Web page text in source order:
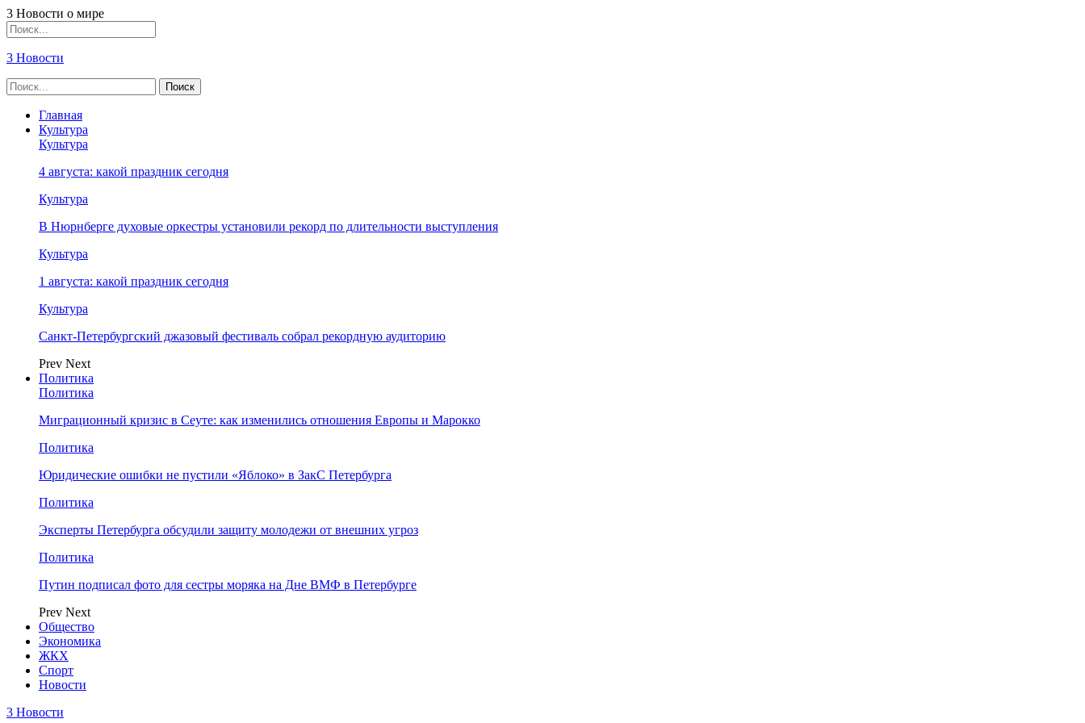
3 Новости о мире
3 Новости
Главная
Культура
Культура
4 августа: какой праздник сегодня
Культура
В Нюрнберге духовые оркестры установили рекорд по длительности выступления
Культура
1 августа: какой праздник сегодня
Культура
Санкт-Петербургский джазовый фестиваль собрал рекордную аудиторию
Prev Next
Политика
Политика
Миграционный кризис в Сеуте: как изменились отношения Европы и Марокко
Политика
Юридические ошибки не пустили «Яблоко» в ЗакС Петербурга
Политика
Эксперты Петербурга обсудили защиту молодежи от внешних угроз
Политика
Путин подписал фото для сестры моряка на Дне ВМФ в Петербурге
Prev Next
Общество
Экономика
ЖКХ
Спорт
Новости
3 Новости